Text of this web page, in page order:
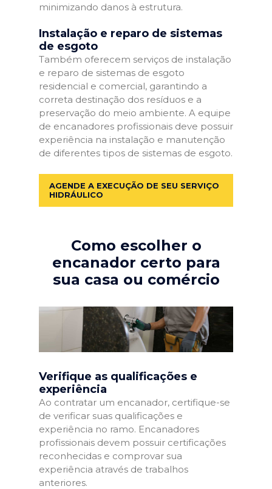
minimizando danos à estrutura.
Instalação e reparo de sistemas
de esgoto
Também oferecem serviços de instalação
e reparo de sistemas de esgoto
residencial e comercial, garantindo a
correta destinação dos resíduos e a
preservação do meio ambiente. A equipe
de encanadores profissionais deve possuir
experiência na instalação e manutenção
de diferentes tipos de sistemas de esgoto.
AGENDE A EXECUÇÃO DE SEU SERVIÇO
HIDRÁULICO
Como escolher o
encanador certo para
sua casa ou comércio
Verifique as qualificações e
experiência
Ao contratar um encanador, certifique-se
de verificar suas qualificações e
experiência no ramo. Encanadores
profissionais devem possuir certificações
reconhecidas e comprovar sua
experiência através de trabalhos
anteriores.